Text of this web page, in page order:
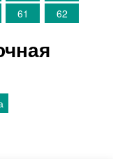
61 62